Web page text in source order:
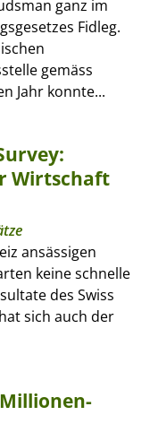
ganz im
Fidleg.
gemäss
Jahr konnte...
Wirtschaft
ansässigen
keine schnelle
des Swiss
sich auch der